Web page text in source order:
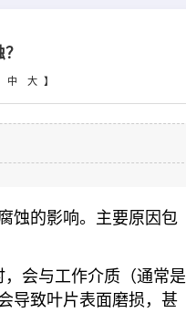
中 大
蚀的影响。主要原因包
会与工作介质（通常是
导致叶片表面磨损，甚